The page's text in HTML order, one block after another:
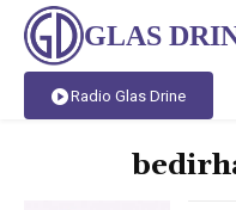
GLAS
Radio Glas Drine